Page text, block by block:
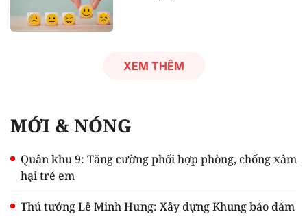
XEM THÊM
MỚI & NÓNG
Quân khu 9: Tăng cường phối hợp phòng, chống xâm
hại trẻ em
Thủ tướng Lê Minh Hưng: Xây dựng Khung bảo đảm